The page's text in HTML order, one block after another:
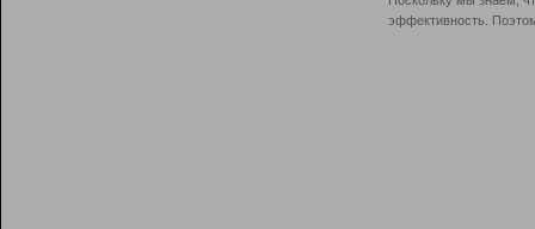
эффективность.